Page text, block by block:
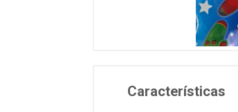
Características